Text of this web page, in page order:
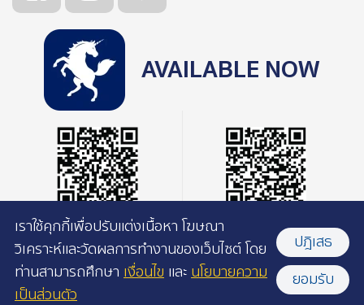
AVAILABLE NOW
เราใช้คุกกี้เพื่อปรับแต่งเนื้อหา โฆษณา
วิเคราะห์และวัดผลการทำงานของเว็บไซต์ โดย
ท่านสามารถศึกษา เงื่อนไข และนโยบายความ
เป็นส่วนตัว
ปฎิเสธ
ยอมรับ